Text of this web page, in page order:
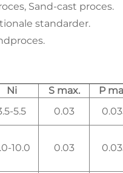
Sand-cast proces.
standarder.
Ni S max.
P
5.5 0.03
10.0 0.03